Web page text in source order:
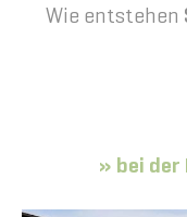
Wie entstehen
» bei